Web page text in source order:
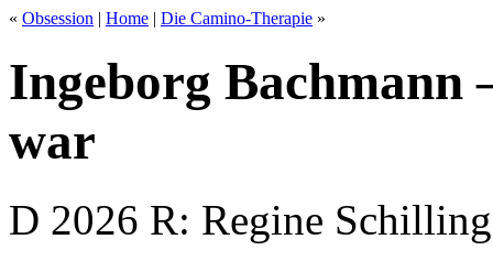
« Obsession | Home | Die Camino-Therapie »
Ingeborg Bachmann
war
D 2026 R: Regine